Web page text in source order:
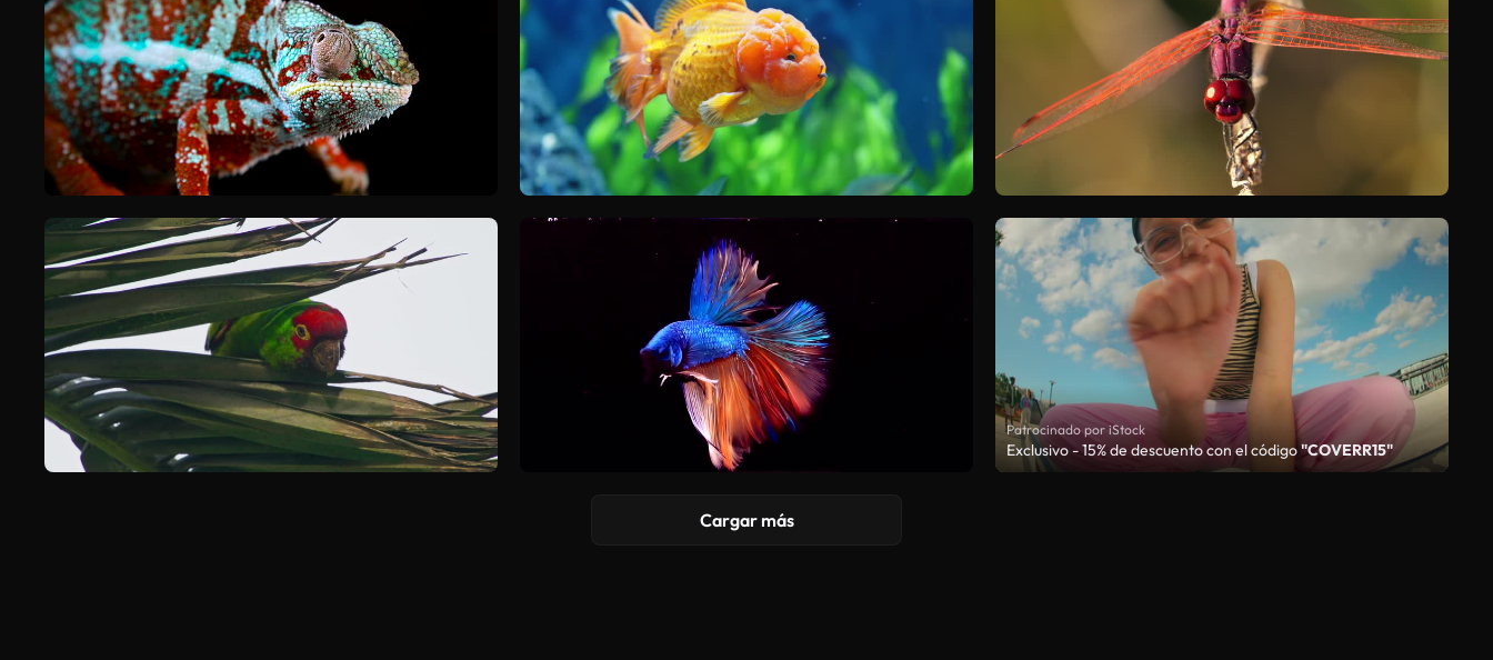
Patrocinado por iStock
Exclusivo - 15% de descuento con el código"COVERR15"
Cargar más